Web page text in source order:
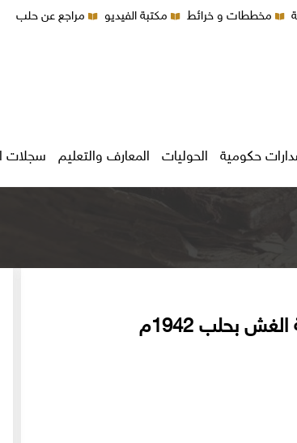
مخططات و خرائط مكتبة الفيديو مراجع عن حلب
حكومية الحوليات المعارف والتعليم سجلات
بحلب 1942م